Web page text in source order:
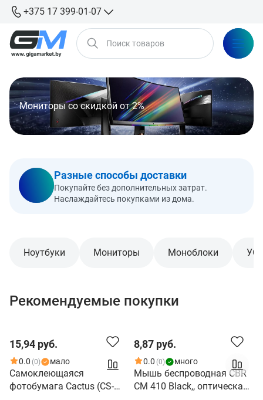
+375 17 399-01-07
Мониторы со скидкой от 2%
Разные способы доставки
Покупайте без дополнительных затрат.
Наслаждайтесь покупками из дома.
Ноутбуки Мониторы Моноблоки
Рекомендуемые покупки
15,94 руб.
0.0 (0) мало
Самоклеющаяся
фотобумага Cactus (CS-
8,87 руб.
0.0 (0) много
Мышь беспроводная CBR
CM 410 Black,, оптическая,